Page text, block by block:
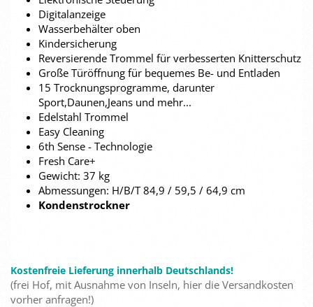
Digitalanzeige
Wasserbehälter oben
Kindersicherung
Reversierende Trommel für verbesserten Knitterschutz
Große Türöffnung für bequemes Be- und Entladen
15 Trocknungsprogramme, darunter
Sport,Daunen,Jeans und mehr...
Edelstahl Trommel
Easy Cleaning
6th Sense - Technologie
Fresh Care+
Gewicht: 37 kg
Abmessungen: H/B/T 84,9 / 59,5 / 64,9 cm
Kondenstrockner
Kostenfreie Lieferung innerhalb Deutschlands!
(frei Hof, mit Ausnahme von Inseln, hier die Versandkosten
vorher anfragen!)